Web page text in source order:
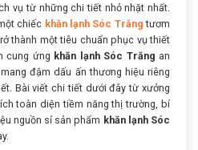
vụ từ những chi tiết nhỏ nhặt nhất.
chiếc khăn lạnh Sóc Trăng tươm
thành một tiêu chuẩn phục vụ thiết
cung ứng khăn lạnh Sóc Trăng an
đậm dấu ấn thương hiệu riêng
Bài viết chi tiết dưới đây từ xưởng
toàn diện tiềm năng thị trường, bí
nguồn sỉ sản phẩm khăn lạnh Sóc